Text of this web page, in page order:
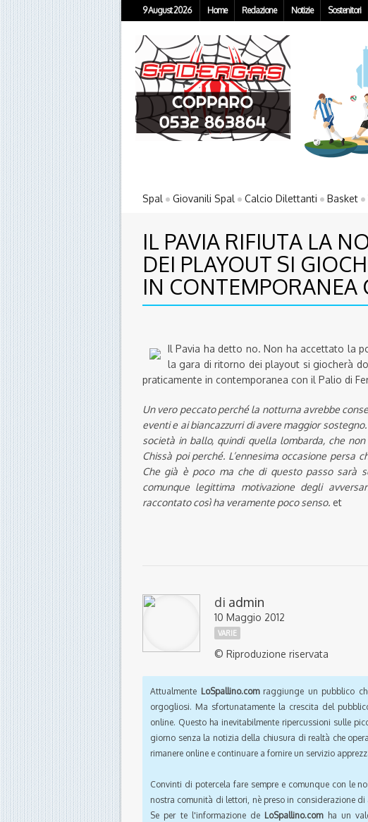
9 August 2026 Home Redazione Notizie Sostenitori
Spal Giovanili Spal Calcio Dilettanti Basket
IL PAVIA RIFIUTA LA
DEI PLAYOUT SI
IN CONTEMPORANEA
Il Pavia ha detto no. Non ha accettato la
la gara di ritorno dei playout si giocherà
praticamente in contemporanea con il Palio di
Un vero peccato perché la notturna avrebbe
eventi e ai biancazzurri di avere maggior
società in ballo, quindi quella lombarda, che
Chissà poi perché. L’ennesima occasione persa
Che già è poco ma che di questo passo sarà
comunque legittima motivazione degli
raccontato così ha veramente poco senso. et
di admin
10 Maggio 2012
VARIE
© Riproduzione riservata
Attualmente LoSpallino.comraggiunge un pubblico
orgogliosi. Ma sfortunatamente la crescita del
online. Questo ha inevitabilmente ripercussioni sulle
giorno senza la notizia della chiusura di realtà che
rimanere online e continuare a fornire un servizio
Convinti di potercela fare sempre e comunque con le
nostra comunità di lettori, nè preso in considerazione
Se per te l'informazione de LoSpallino.comha un